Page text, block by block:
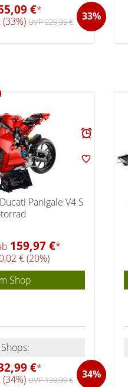
€* 33%
UVP 229,99 €
Panigale V4 S
159,97 €*
€ (20%)
Shop
€* 34%
UVP 199,99 €